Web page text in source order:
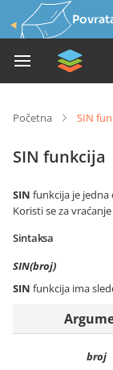
Početna SIN
SIN funkcija
SIN funkcija je jedna
Koristi se za
Sintaksa
SIN(broj)
SIN funkcija ima
broj